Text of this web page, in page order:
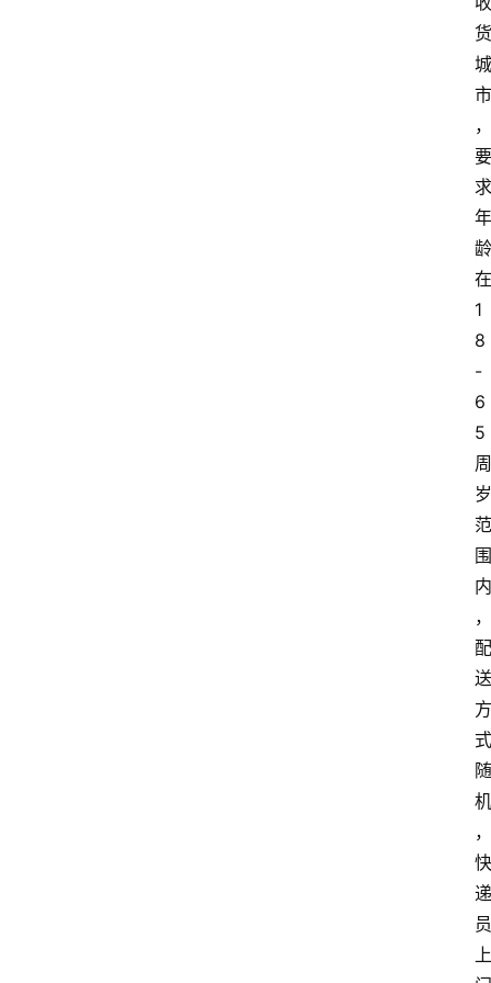
货
城
市
，
要
求
年
龄
在
1
8
-
6
5
周
岁
范
围
内
，
配
送
方
式
随
机
，
快
递
员
上